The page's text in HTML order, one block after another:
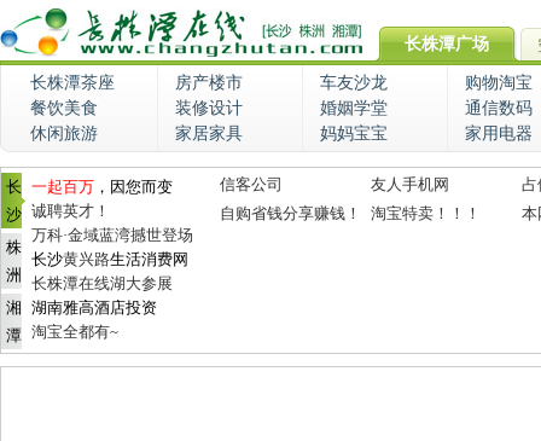
长株潭广场
长株潭茶座 房产楼市 车友沙龙
购物淘宝
餐饮美食
装修设计 婚姻学堂
通信数码
休闲旅游
家居家具 妈妈宝宝 家用电器
长
沙
株
洲
湘
潭
一起百万 ，因您而变
诚聘英才！
万科·金域蓝湾撼世登场
长沙黄兴路生活消费网
长株潭在线湖大参展
湖南雅高酒店投资
淘宝全都有~
信客公司 友人手机网
占
自购省钱分享赚钱！
淘宝特卖！！！ 本